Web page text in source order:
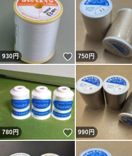
930円 いいね！
750円
780円 いいね！
990円